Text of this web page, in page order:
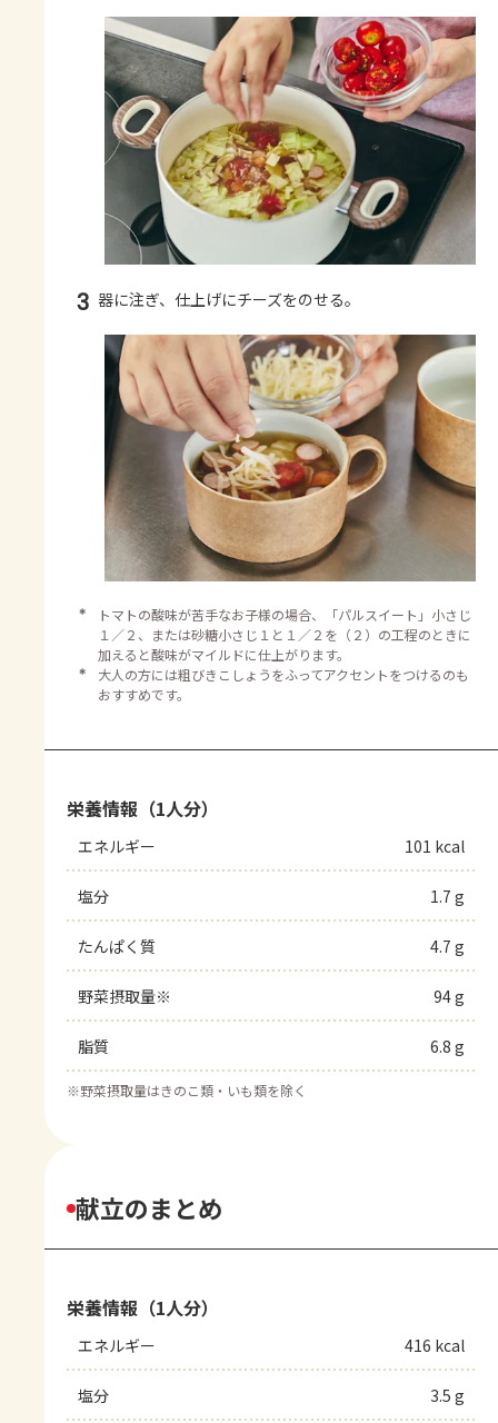
3 器に注ぎ、仕上げにチーズをのせる。
＊
トマトの酸味が苦手なお子様の場合、「パルスイート」小さじ
１／２、または砂糖小さじ１と１／２を（２）の工程のときに
加えると酸味がマイルドに仕上がります。
＊
大人の方には粗びきこしょうをふってアクセントをつけるのも
おすすめです。
栄養情報（1人分）
エネルギー 101 kcal
塩分 1.7 g
たんぱく質 4.7 g
野菜摂取量※ 94 g
脂質 6.8 g
※野菜摂取量はきのこ類・いも類を除く
献立のまとめ
栄養情報（1人分）
エネルギー 416 kcal
塩分 3.5 g